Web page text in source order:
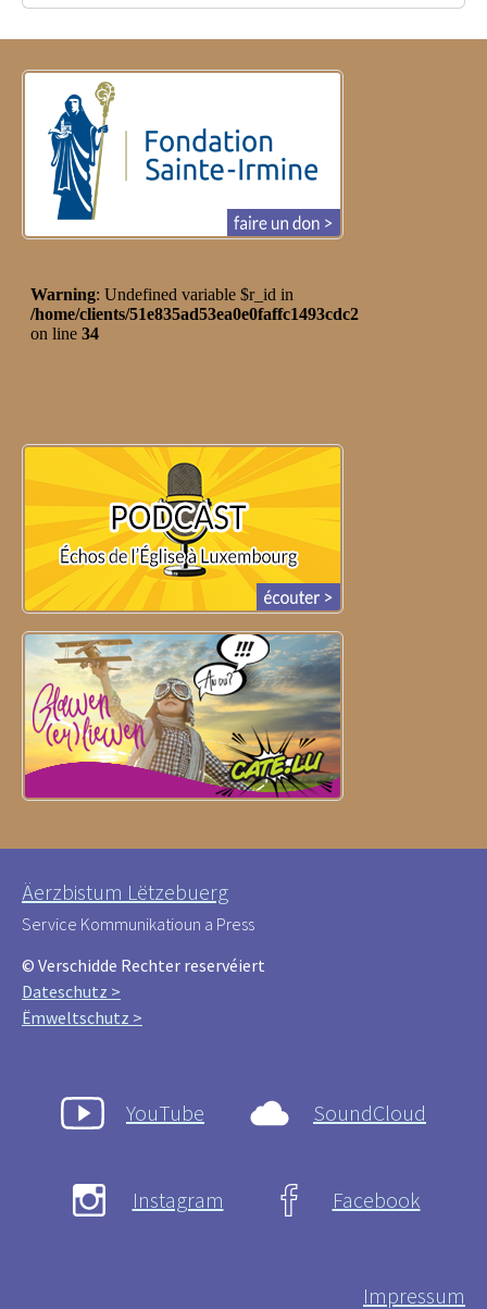
Äerzbistum Lëtzebuerg
Service Kommunikatioun a Press
© Verschidde Rechter reservéiert
Dateschutz >
Ëmweltschutz >
YouTube SoundCloud
Instagram Facebook
Impressum